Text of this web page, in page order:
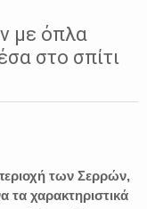
ΣΕΡΡΕΣ
με όπλα
στο σπίτι
των Σερρών,
τα χαρακτηριστικά